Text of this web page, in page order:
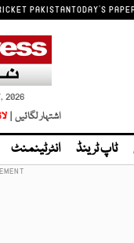
PAKISTANTODAY'S
2026
اشتہار لگائیں |
ٹاپ ٹرینڈ انٹرٹینمنٹ